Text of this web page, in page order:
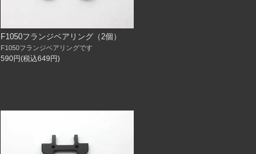
F1050フランジベアリング（2個）
F1050フランジベアリングです
590円(税込649円)